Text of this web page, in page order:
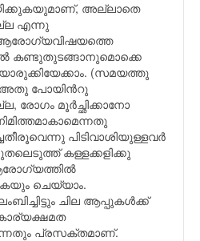
അല്ലാതെ
എന്നു
ആരോഗ്യവിഷയത്തെ
കണ്ടുതുടങ്ങാനുമൊക്കെ
(സമയത്തു
അതു പോയിന്‍റു
രോഗം മൂര്‍ച്ഛിക്കാനോ
പിടിവാശിയുള്ളവര്‍
കള്ളക്കളിക്കു
ചെയ്യാം.
ചില ആപ്പുകള്‍ക്ക്
പ്രസക്തമാണ്.